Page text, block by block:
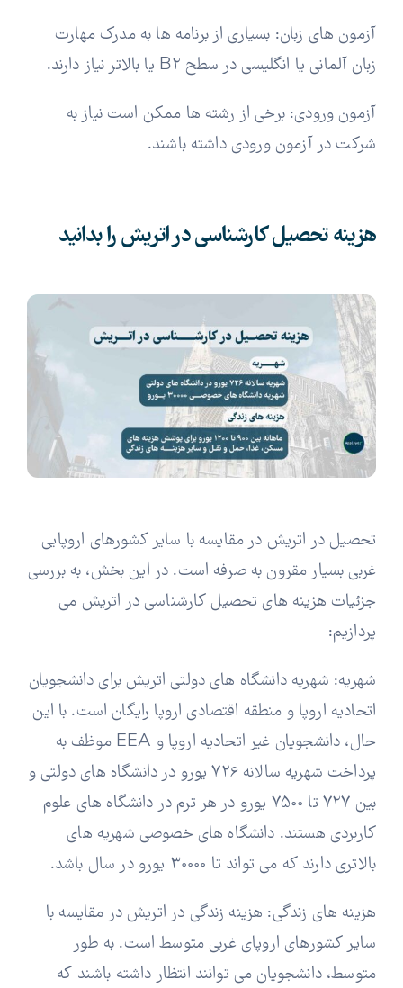
آزمون های زبان: بسیاری از برنامه ها به مدرک مهارت
زبان آلمانی یا انگلیسی در سطح B2 یا بالاتر نیاز دارند.
آزمون ورودی: برخی از رشته ها ممکن است نیاز به
شرکت در آزمون ورودی داشته باشند.
هزینه تحصیل کارشناسی در اتریش را بدانید
تحصیل در اتریش در مقایسه با سایر کشورهای اروپایی
غربی بسیار مقرون به صرفه است. در این بخش، به بررسی
جزئیات هزینه های تحصیل کارشناسی در اتریش می
پردازیم:
شهریه: شهریه دانشگاه های دولتی اتریش برای دانشجویان
اتحادیه اروپا و منطقه اقتصادی اروپا رایگان است. با این
حال، دانشجویان غیر اتحادیه اروپا و EEA موظف به
پرداخت شهریه سالانه 726 یورو در دانشگاه های دولتی و
بین 727 تا 7500 یورو در هر ترم در دانشگاه های علوم
کاربردی هستند. دانشگاه های خصوصی شهریه های
بالاتری دارند که می تواند تا 30000 یورو در سال باشد.
هزینه های زندگی: هزینه زندگی در اتریش در مقایسه با
سایر کشورهای اروپای غربی متوسط است. به طور
متوسط، دانشجویان می توانند انتظار داشته باشند که